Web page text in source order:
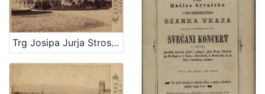
Trg Josipa Jurja Strossmayera / Ivan Standl